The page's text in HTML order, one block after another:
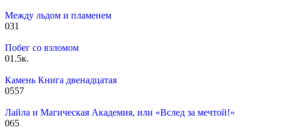
Между льдом и пламенем
031
Побег со взломом
01.5к.
Камень Книга двенадцатая
0557
Лайла и Магическая Академия, или «Вслед за мечтой!»
065